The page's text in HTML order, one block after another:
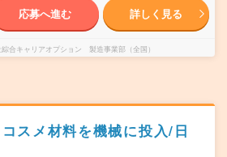
応募へ進む 詳しく見る
合キャリアオプション 製造事業部（全国）
スメ材料を機械に投入/日